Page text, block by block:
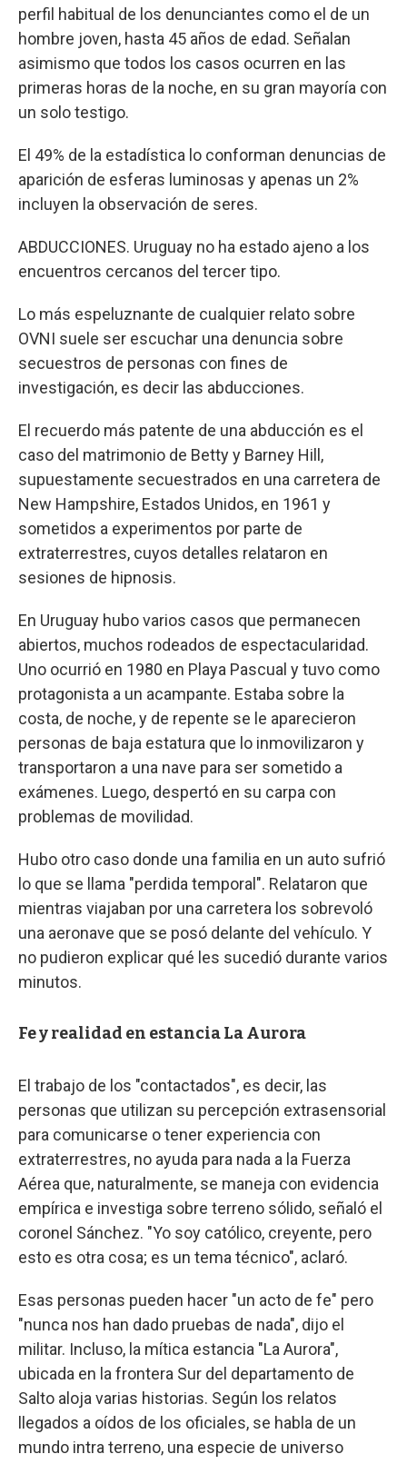
perfil habitual de los denunciantes como el de un
hombre joven, hasta 45 años de edad. Señalan
asimismo que todos los casos ocurren en las
primeras horas de la noche, en su gran mayoría con
un solo testigo.
El 49% de la estadística lo conforman denuncias de
aparición de esferas luminosas y apenas un 2%
incluyen la observación de seres.
ABDUCCIONES. Uruguay no ha estado ajeno a los
encuentros cercanos del tercer tipo.
Lo más espeluznante de cualquier relato sobre
OVNI suele ser escuchar una denuncia sobre
secuestros de personas con fines de
investigación, es decir las abducciones.
El recuerdo más patente de una abducción es el
caso del matrimonio de Betty y Barney Hill,
supuestamente secuestrados en una carretera de
New Hampshire, Estados Unidos, en 1961 y
sometidos a experimentos por parte de
extraterrestres, cuyos detalles relataron en
sesiones de hipnosis.
En Uruguay hubo varios casos que permanecen
abiertos, muchos rodeados de espectacularidad.
Uno ocurrió en 1980 en Playa Pascual y tuvo como
protagonista a un acampante. Estaba sobre la
costa, de noche, y de repente se le aparecieron
personas de baja estatura que lo inmovilizaron y
transportaron a una nave para ser sometido a
exámenes. Luego, despertó en su carpa con
problemas de movilidad.
Hubo otro caso donde una familia en un auto sufrió
lo que se llama "perdida temporal". Relataron que
mientras viajaban por una carretera los sobrevoló
una aeronave que se posó delante del vehículo. Y
no pudieron explicar qué les sucedió durante varios
minutos.
Fe y realidad en estancia La Aurora
El trabajo de los "contactados", es decir, las
personas que utilizan su percepción extrasensorial
para comunicarse o tener experiencia con
extraterrestres, no ayuda para nada a la Fuerza
Aérea que, naturalmente, se maneja con evidencia
empírica e investiga sobre terreno sólido, señaló el
coronel Sánchez. "Yo soy católico, creyente, pero
esto es otra cosa; es un tema técnico", aclaró.
Esas personas pueden hacer "un acto de fe" pero
"nunca nos han dado pruebas de nada", dijo el
militar. Incluso, la mítica estancia "La Aurora",
ubicada en la frontera Sur del departamento de
Salto aloja varias historias. Según los relatos
llegados a oídos de los oficiales, se habla de un
mundo intra terreno, una especie de universo